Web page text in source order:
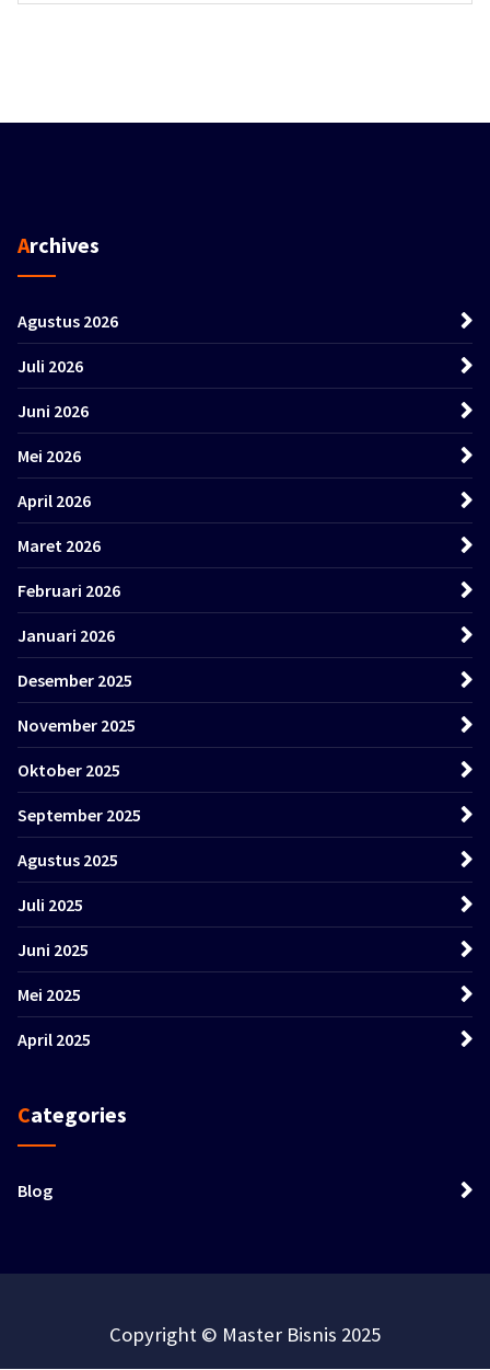
Archives
Agustus 2026
Juli 2026
Juni 2026
Mei 2026
April 2026
Maret 2026
Februari 2026
Januari 2026
Desember 2025
November 2025
Oktober 2025
September 2025
Agustus 2025
Juli 2025
Juni 2025
Mei 2025
April 2025
Categories
Blog
Copyright © Master Bisnis 2025